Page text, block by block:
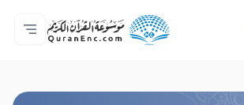
Forside
Oversigt over oversættelser
Audio
Værktøjer til udviklere - API
Om projektet
Kontakt os
Sprog